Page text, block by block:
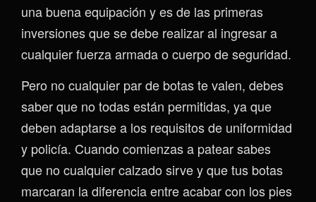
una buena equipación y es de las primeras
inversiones que se debe realizar al ingresar a
cualquier fuerza armada o cuerpo de seguridad.
Pero no cualquier par de botas te valen, debes
saber que no todas están permitidas, ya que
deben adaptarse a los requisitos de uniformidad
y policía. Cuando comienzas a patear sabes
que no cualquier calzado sirve y que tus botas
marcaran la diferencia entre acabar con los pies